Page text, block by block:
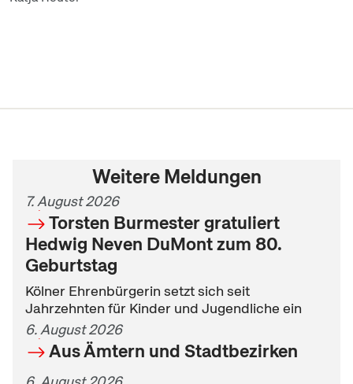
Weitere Meldungen
7. August 2026
Torsten Burmester gratuliert
Hedwig Neven DuMont zum 80.
Geburtstag
Kölner Ehrenbürgerin setzt sich seit
Jahrzehnten für Kinder und Jugendliche ein
6. August 2026
Aus Ämtern und Stadtbezirken